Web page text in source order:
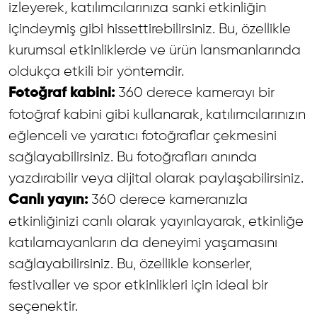
izleyerek, katılımcılarınıza sanki etkinliğin
içindeymiş gibi hissettirebilirsiniz. Bu, özellikle
kurumsal etkinliklerde ve ürün lansmanlarında
oldukça etkili bir yöntemdir.
Fotoğraf kabini:360 derece kamerayı bir
fotoğraf kabini gibi kullanarak, katılımcılarınızın
eğlenceli ve yaratıcı fotoğraflar çekmesini
sağlayabilirsiniz. Bu fotoğrafları anında
yazdırabilir veya dijital olarak paylaşabilirsiniz.
Canlı yayın:360 derece kameranızla
etkinliğinizi canlı olarak yayınlayarak, etkinliğe
katılamayanların da deneyimi yaşamasını
sağlayabilirsiniz. Bu, özellikle konserler,
festivaller ve spor etkinlikleri için ideal bir
seçenektir.